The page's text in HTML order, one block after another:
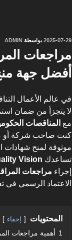
نُشر
2025-07-29 بواسطة ADMIN
مراجعات
أفضل جهة
في عالم الأعمال
لا يتجزأ من ضمان
مع المناقصات
كنت صاحب شركة أو
موثوقة لمنح
تساعدك Vision
إجراء مراجعات
الاعتماد الرسمي
المحتويات إخفاء
1 أهمية مراجعات